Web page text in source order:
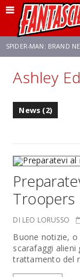
SPIDER-MAN: BRAND
FRANCO RICCIARDIELLO
Ashley
News (2)
Troopers
DI LEO LORUSSO
Buone notizie, o
scarafaggi alieni
trattamento del